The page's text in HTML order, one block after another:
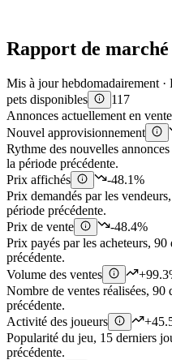
Rapport de
Mis à jour hebdomadairement ·
pets disponibles
117
Annonces actuellement en
Nouvel approvisionnement
Rythme des nouvelles
la période précédente.
Prix affichés
-48.1%
Prix demandés par les
période précédente.
Prix de vente
-48.4%
Prix payés par les acheteurs,
précédente.
Volume des ventes
Nombre de ventes réalisées, 90
précédente.
Activité des joueurs
Popularité du jeu, 15 derniers
précédente.